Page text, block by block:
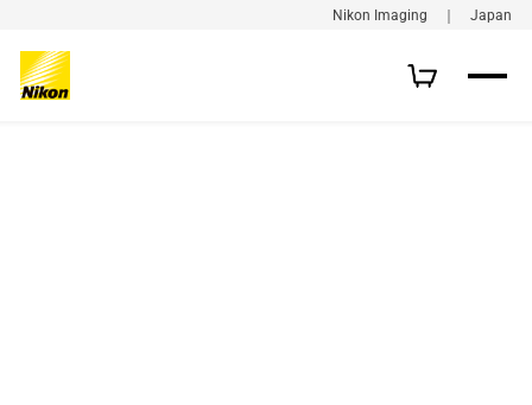
Nikon Imaging ｜ Japan